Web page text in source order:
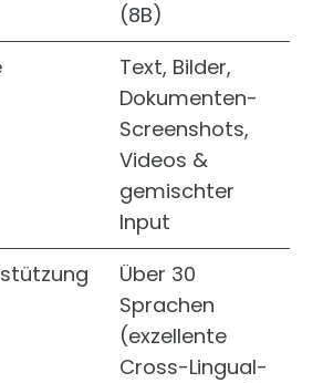
als Full-Service Agentur
und Sicherheit
(8B)
Text, Bilder,
Dokumenten-
Screenshots,
Videos &
gemischter
Input
Über 30
Sprachen
(exzellente
Cross-Lingual-